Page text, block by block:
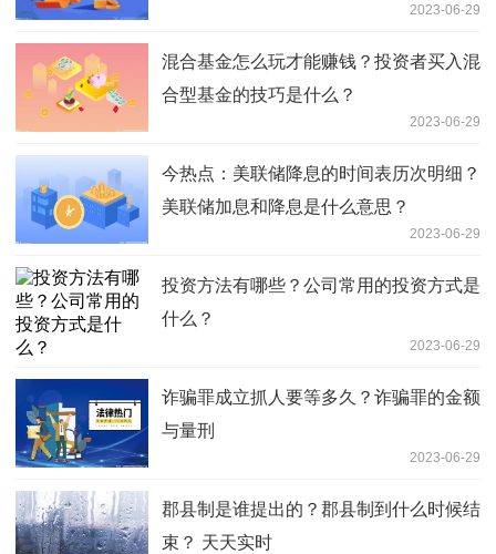
2023-06-29
混合基金怎么玩才能赚钱？投资者买入混
合型基金的技巧是什么？
2023-06-29
今热点：美联储降息的时间表历次明细？
美联储加息和降息是什么意思？
2023-06-29
投资方法有哪些？公司常用的投资方式是
什么？
2023-06-29
诈骗罪成立抓人要等多久？诈骗罪的金额
与量刑
2023-06-29
郡县制是谁提出的？郡县制到什么时候结
束？ 天天实时